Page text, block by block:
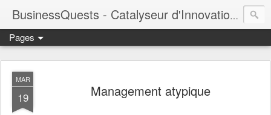
BusinessQuests - Catalyseur d'Innovation en Entreprise
Pages
MAR
19 Management atypique